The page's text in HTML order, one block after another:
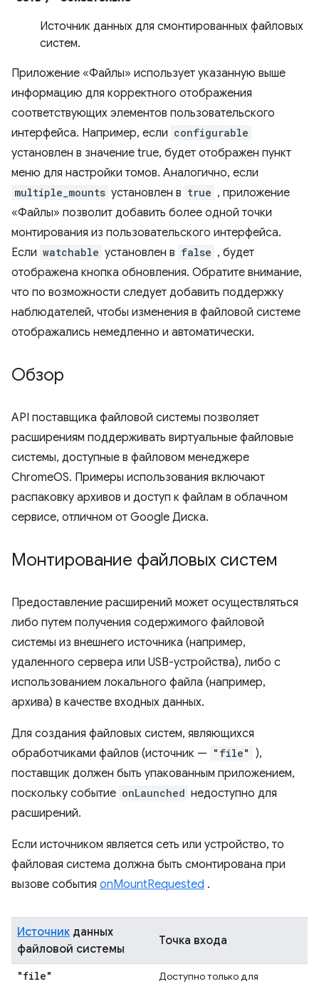
Источник данных для смонтированных файловых
систем.
Приложение «Файлы» использует указанную выше
информацию для корректного отображения
соответствующих элементов пользовательского
интерфейса. Например, если configurable
установлен в значение true, будет отображен пункт
меню для настройки томов. Аналогично, если
multiple_mounts установлен в true , приложение
«Файлы» позволит добавить более одной точки
монтирования из пользовательского интерфейса.
Если watchable установлен в false , будет
отображена кнопка обновления. Обратите внимание,
что по возможности следует добавить поддержку
наблюдателей, чтобы изменения в файловой системе
отображались немедленно и автоматически.
Обзор
API поставщика файловой системы позволяет
расширениям поддерживать виртуальные файловые
системы, доступные в файловом менеджере
ChromeOS. Примеры использования включают
распаковку архивов и доступ к файлам в облачном
сервисе, отличном от Google Диска.
Монтирование файловых систем
Предоставление расширений может осуществляться
либо путем получения содержимого файловой
системы из внешнего источника (например,
удаленного сервера или USB-устройства), либо с
использованием локального файла (например,
архива) в качестве входных данных.
Для создания файловых систем, являющихся
обработчиками файлов (источник — "file"
),
поставщик должен быть упакованным приложением,
поскольку событие onLaunched недоступно для
расширений.
Если источником является сеть или устройство, то
файловая система должна быть смонтирована при
вызове события onMountRequested .
Источник данных
файловой системы
Точка входа
"file" Доступно только для